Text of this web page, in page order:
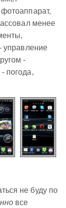
менее
управление
-
погода,
не буду по
все